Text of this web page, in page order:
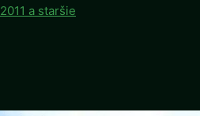
2011 a staršie